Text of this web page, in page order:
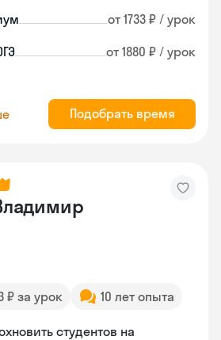
от 1733 ₽ / урок
от 1880 ₽ / урок
Подобрать время
₽ за урок 10 лет опыта
студентов на